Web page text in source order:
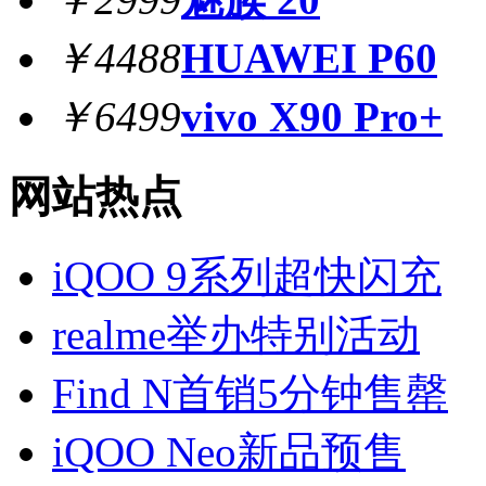
￥4488HUAWEI P60
￥6499vivo X90 Pro+
网站热点
iQOO 9系列超快闪充
realme举办特别活动
Find N首销5分钟售罄
iQOO Neo新品预售